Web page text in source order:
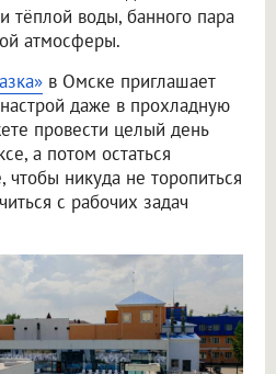
тёплой воды, банного пара
атмосферы.
в Омске приглашает
даже в прохладную
провести целый день
а потом остаться
никуда не торопиться
с рабочих задач